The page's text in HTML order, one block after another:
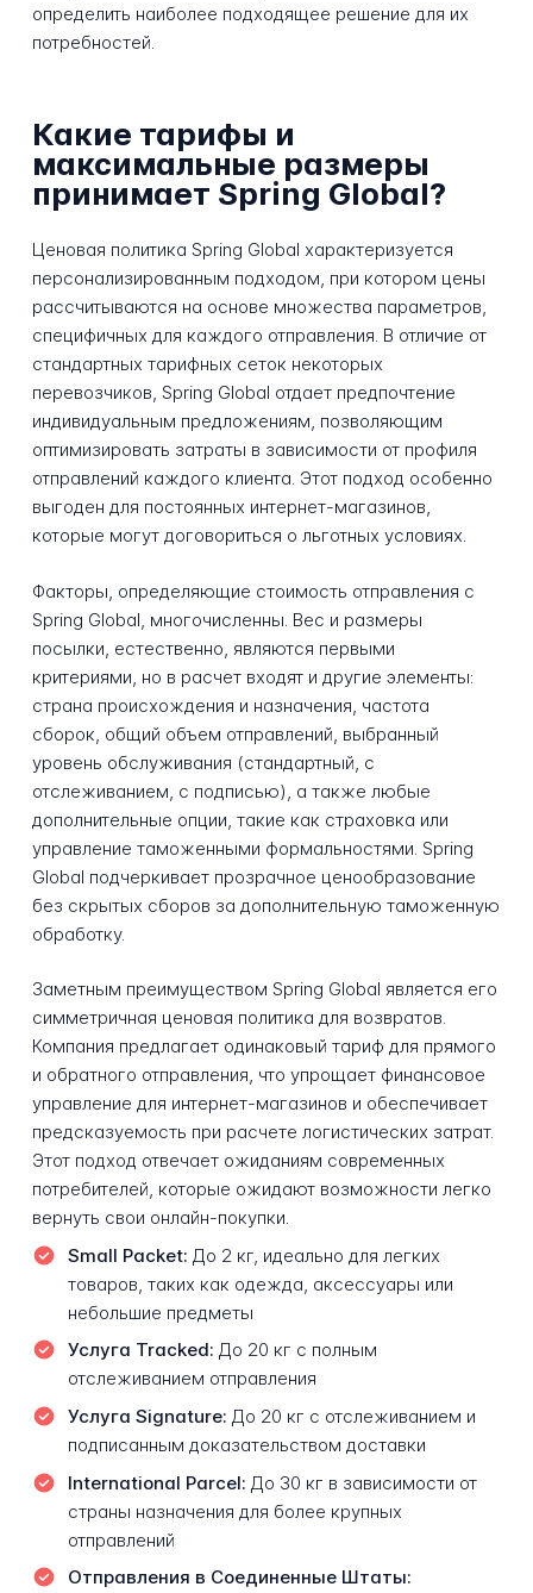
определить наиболее подходящее решение для их
потребностей.
Какие тарифы и
максимальные размеры
принимает Spring Global?
Ценовая политика Spring Global характеризуется
персонализированным подходом, при котором цены
рассчитываются на основе множества параметров,
специфичных для каждого отправления. В отличие от
стандартных тарифных сеток некоторых
перевозчиков, Spring Global отдает предпочтение
индивидуальным предложениям, позволяющим
оптимизировать затраты в зависимости от профиля
отправлений каждого клиента. Этот подход особенно
выгоден для постоянных интернет-магазинов,
которые могут договориться о льготных условиях.
Факторы, определяющие стоимость отправления с
Spring Global, многочисленны. Вес и размеры
посылки, естественно, являются первыми
критериями, но в расчет входят и другие элементы:
страна происхождения и назначения, частота
сборок, общий объем отправлений, выбранный
уровень обслуживания (стандартный, с
отслеживанием, с подписью), а также любые
дополнительные опции, такие как страховка или
управление таможенными формальностями. Spring
Global подчеркивает прозрачное ценообразование
без скрытых сборов за дополнительную таможенную
обработку.
Заметным преимуществом Spring Global является его
симметричная ценовая политика для возвратов.
Компания предлагает одинаковый тариф для прямого
и обратного отправления, что упрощает финансовое
управление для интернет-магазинов и обеспечивает
предсказуемость при расчете логистических затрат.
Этот подход отвечает ожиданиям современных
потребителей, которые ожидают возможности легко
вернуть свои онлайн-покупки.
Small Packet: До 2 кг, идеально для легких
товаров, таких как одежда, аксессуары или
небольшие предметы
Услуга Tracked: До 20 кг с полным
отслеживанием отправления
Услуга Signature: До 20 кг с отслеживанием и
подписанным доказательством доставки
International Parcel: До 30 кг в зависимости от
страны назначения для более крупных
отправлений
Отправления в Соединенные Штаты: